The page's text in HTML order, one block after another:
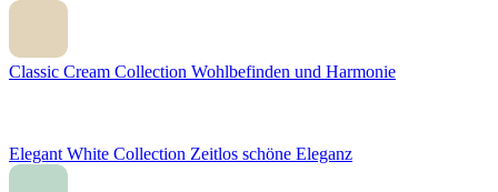
Classic Cream Collection Wohlbefinden und Harmonie
Elegant White Collection Zeitlos schöne Eleganz